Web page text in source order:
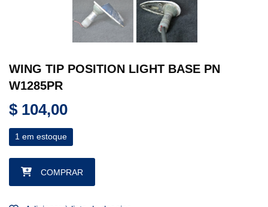
WING TIP POSITION LIGHT BASE PN
W1285PR
$ 104,00
1 em estoque
WING TIP POSITION LIGHT BASE PN W1285PR quantidade
COMPRAR